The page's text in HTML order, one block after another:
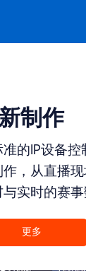
制作
准的IP设备
作，从直播
与实时的赛事
更多